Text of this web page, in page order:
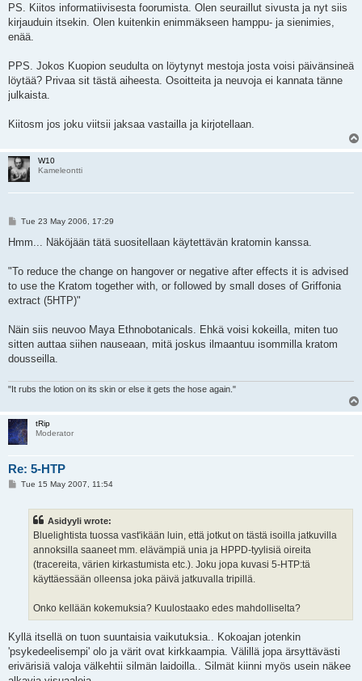
PS. Kiitos informatiivisesta foorumista. Olen seuraillut sivusta ja nyt siis
kirjauduin itsekin. Olen kuitenkin enimmäkseen hamppu- ja sienimies,
enää.
PPS. Jokos Kuopion seudulta on löytynyt mestoja josta voisi päivänsineä
löytää? Privaa sit tästä aiheesta. Osoitteita ja neuvoja ei kannata tänne
julkaista.
Kiitosm jos joku viitsii jaksaa vastailla ja kirjotellaan.
W10
Kameleontti
P
s
Tue 23 May 2006, 17:29
Hmm... Näköjään tätä suositellaan käytettävän kratomin kanssa.
"To reduce the change on hangover or negative after effects it is advised
to use the Kratom together with, or followed by small doses of Griffonia
extract (5HTP)"
Näin siis neuvoo Maya Ethnobotanicals. Ehkä voisi kokeilla, miten tuo
sitten auttaa siihen nauseaan, mitä joskus ilmaantuu isommilla kratom
dousseilla.
"It rubs the lotion on its skin or else it gets the hose again."
tRip
Moderator
Re: 5-HTP
PTue 15 May 2007, 11:54
Asidyyli wrote:
Bluelightista tuossa vast'ikään luin, että jotkut on tästä isoilla jatkuvilla
annoksilla saaneet mm. elävämpiä unia ja HPPD-tyylisiä oireita
(tracereita, värien kirkastumista etc.). Joku jopa kuvasi 5-HTP:tä
käyttäessään olleensa joka päivä jatkuvalla tripillä.
Onko kellään kokemuksia? Kuulostaako edes mahdolliselta?
Kyllä itsellä on tuon suuntaisia vaikutuksia.. Kokoajan jotenkin
'psykedeelisempi' olo ja värit ovat kirkkaampia. Välillä jopa ärsyttävästi
erivärisiä valoja välkehtii silmän laidoilla.. Silmät kiinni myös usein näkee